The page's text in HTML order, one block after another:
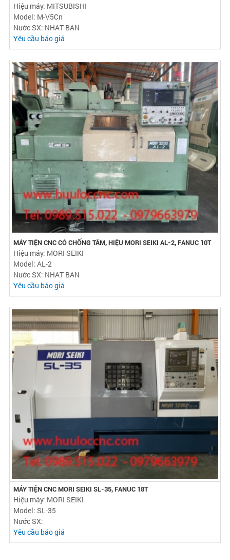
Hiệu máy: MITSUBISHI
Model: M-V5Cn
Nước SX: NHAT BAN
Yêu cầu báo giá
MÁY TIỆN CNC CÓ CHỐNG TÂM, HIỆU MORI SEIKI AL-2, FANUC 10T
Hiệu máy: MORI SEIKI
Model: AL-2
Nước SX: NHAT BAN
Yêu cầu báo giá
MÁY TIỆN CNC MORI SEIKI SL-35, FANUC 18T
Hiệu máy: MORI SEIKI
Model: SL-35
Nước SX:
Yêu cầu báo giá